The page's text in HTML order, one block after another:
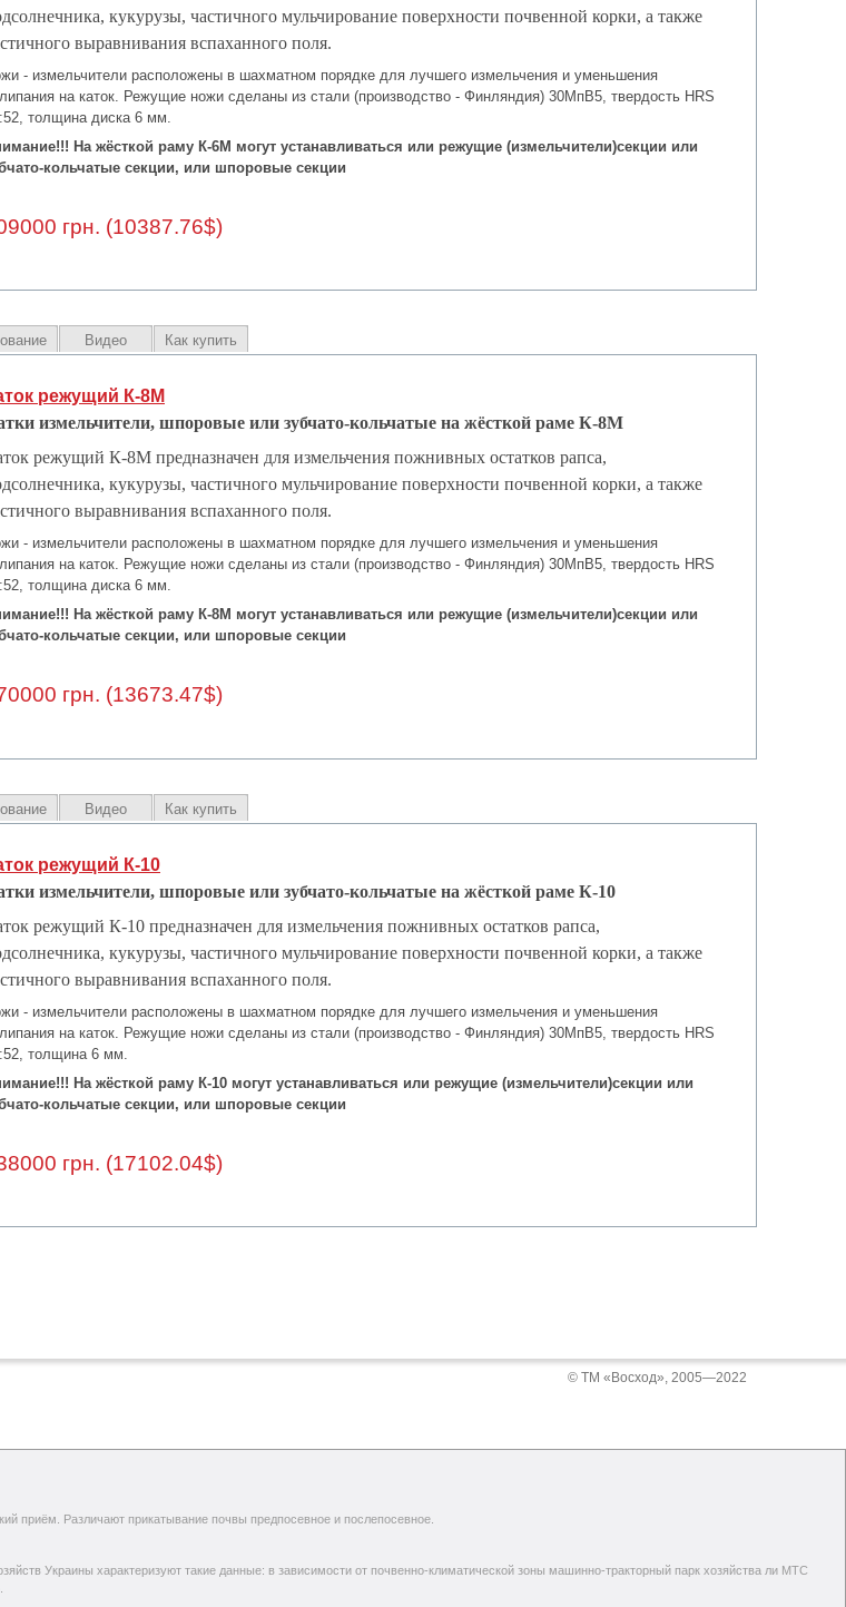
кукурузы, частичного мульчирование поверхности почвенной корки, а также
выравнивания вспаханного поля.
- измельчители расположены в шахматном порядке для лучшего измельчения и уменьшения
на каток. Режущие ножи сделаны из стали (производство - Финляндия) 30МпВ5, твердость HRS
толщина диска 6 мм.
На жёсткой раму К-6М могут устанавливаться или режущие (измельчители)секции или
кольчатые секции, или шпоровые секции
грн. (10387.76$)
Видео Как купить
режущий К-8М
измельчители, шпоровые или зубчато-кольчатые на жёсткой раме К-8М
режущий К-8М предназначен для измельчения пожнивных остатков рапса,
кукурузы, частичного мульчирование поверхности почвенной корки, а также
выравнивания вспаханного поля.
- измельчители расположены в шахматном порядке для лучшего измельчения и уменьшения
на каток. Режущие ножи сделаны из стали (производство - Финляндия) 30МпВ5, твердость HRS
толщина диска 6 мм.
На жёсткой раму К-8М могут устанавливаться или режущие (измельчители)секции или
кольчатые секции, или шпоровые секции
грн. (13673.47$)
Видео Как купить
режущий К-10
измельчители, шпоровые или зубчато-кольчатые на жёсткой раме К-10
режущий К-10 предназначен для измельчения пожнивных остатков рапса,
кукурузы, частичного мульчирование поверхности почвенной корки, а также
выравнивания вспаханного поля.
- измельчители расположены в шахматном порядке для лучшего измельчения и уменьшения
на каток. Режущие ножи сделаны из стали (производство - Финляндия) 30МпВ5, твердость HRS
толщина 6 мм.
На жёсткой раму К-10 могут устанавливаться или режущие (измельчители)секции или
кольчатые секции, или шпоровые секции
грн. (17102.04$)
© ТМ «Восход», 2005—2022
приём. Различают прикатывание почвы предпосевное и послепосевное.
Украины характеризуют такие данные: в зависимости от почвенно-климатической зоны машинно-тракторный парк хозяйства ли МТС